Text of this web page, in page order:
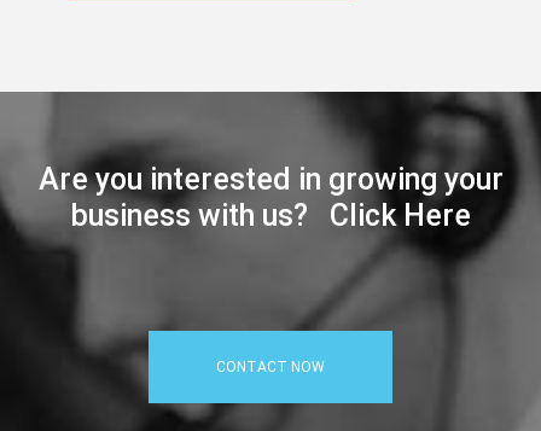
Are you interested in growing your
business with us? Click Here
CONTACT NOW